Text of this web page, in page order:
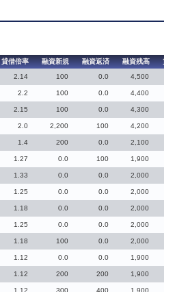
貸借倍率 融資新規 融資返済 融資残高
貸
2.14 100 0.0 4,500
2.2 100 0.0 4,400
2.15 100 0.0 4,300
2.0 2,200 100 4,200
1.4 200 0.0 2,100
1.27 0.0 100 1,900
1.33 0.0 0.0 2,000
1.25 0.0 0.0 2,000
1.18 0.0 0.0 2,000
1.25 0.0 0.0 2,000
1.18 100 0.0 2,000
1.12 0.0 0.0 1,900
1.12 200 200 1,900
1.12 300 400 1,900